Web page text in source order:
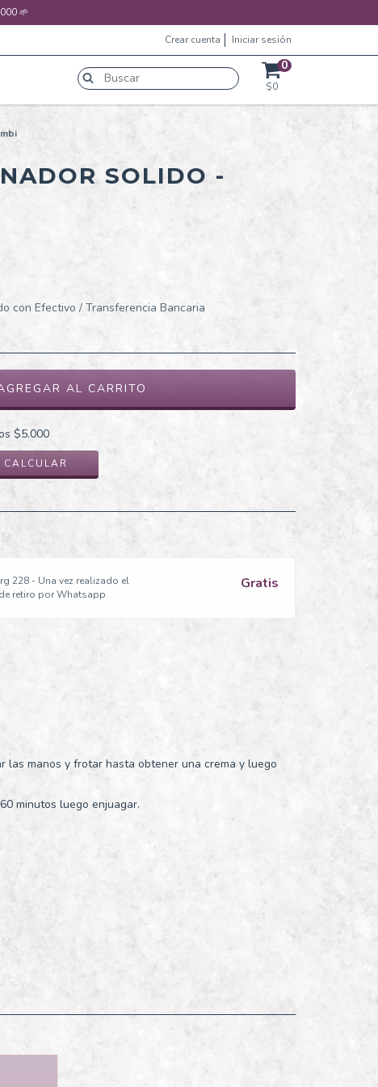
🌱
Crear cuenta Iniciar sesión
0
$0
SOLIDO -
con Efectivo / Transferencia Bancaria
CAMBIAR CP
$5.000
CALCULAR
228 - Una vez realizado el
retiro por Whatsapp
Gratis
manos y frotar hasta obtener una crema y luego
minutos luego enjuagar.